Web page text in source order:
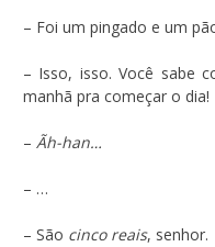
– Foi um pingado e um
– Isso, isso. Você sabe
manhã pra começar o dia!
– Ãh-han…
– …
– São cinco reais, senhor.